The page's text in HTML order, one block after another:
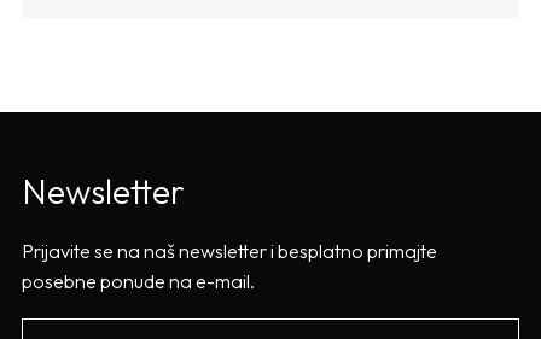
Newsletter
Prijavite se na naš newsletter i besplatno primajte
posebne ponude na e-mail.